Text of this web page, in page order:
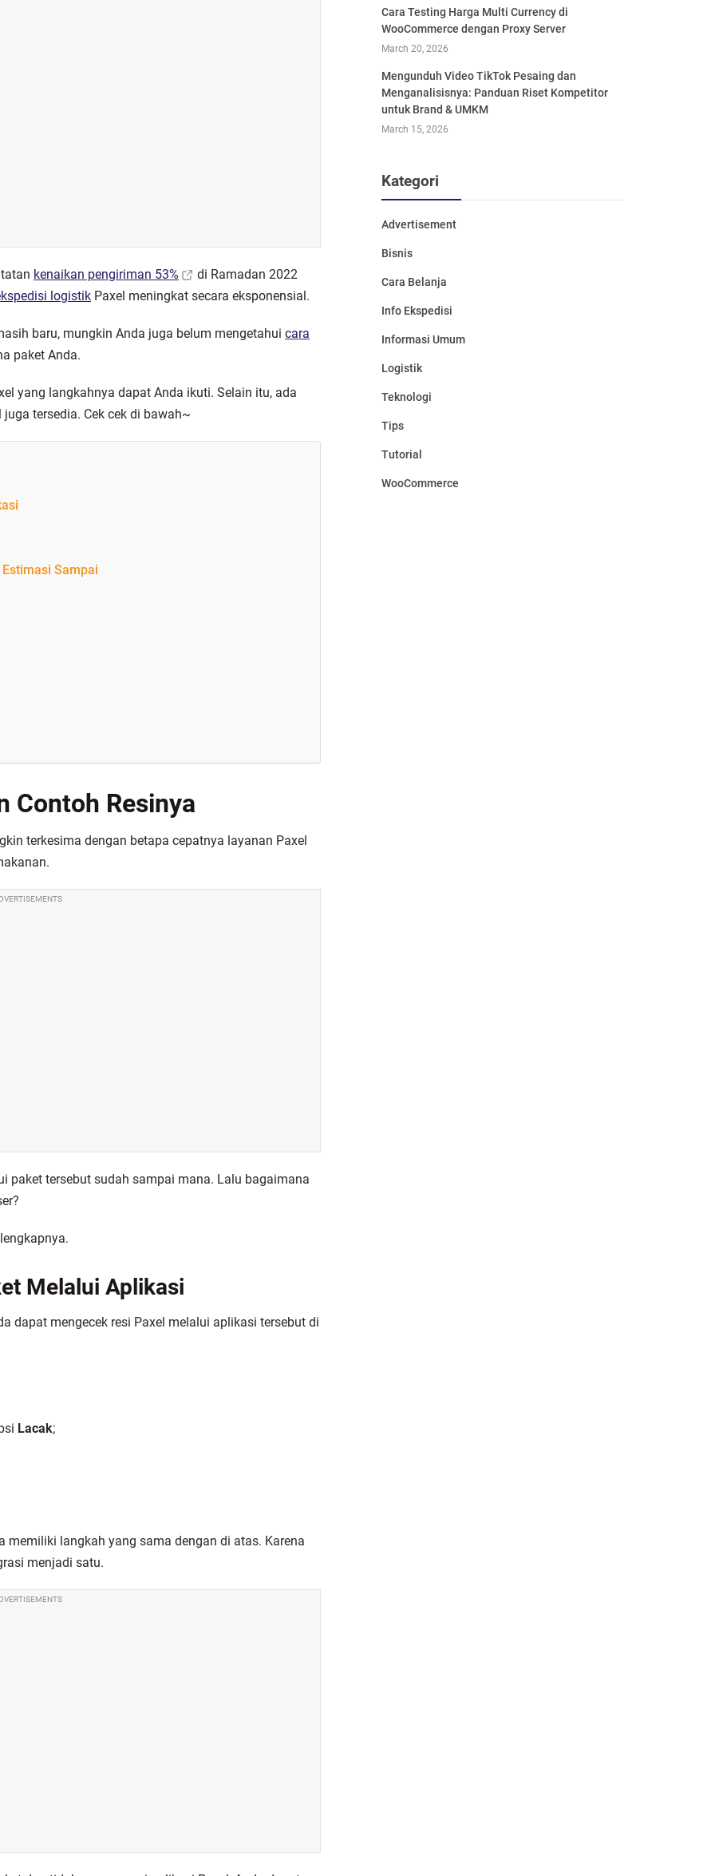
kenaikan pengiriman 53%
di Ramadan 2022
logistik Paxel meningkat secara eksponensial.
baru, mungkin Anda juga belum mengetahui cara
paket Anda.
yang langkahnya dapat Anda ikuti. Selain itu, ada
tersedia. Cek cek di bawah~
Sampai
Contoh Resinya
terkesima dengan betapa cepatnya layanan Paxel
paket tersebut sudah sampai mana. Lalu bagaimana
Melalui Aplikasi
dapat mengecek resi Paxel melalui aplikasi tersebut di
Lacak;
memiliki langkah yang sama dengan di atas. Karena
menjadi satu.
Cara Testing Harga Multi Currency di
WooCommerce dengan Proxy Server
March 20, 2026
Mengunduh Video TikTok Pesaing dan
Menganalisisnya: Panduan Riset Kompetitor
untuk Brand & UMKM
March 15, 2026
Kategori
Advertisement
Bisnis
Cara Belanja
Info Ekspedisi
Informasi Umum
Logistik
Teknologi
Tips
Tutorial
WooCommerce